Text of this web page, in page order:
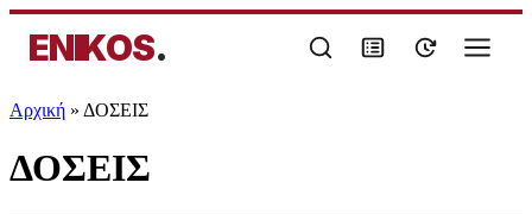
ENIKOS.
Αρχική » ΔΟΣΕΙΣ
ΔΟΣΕΙΣ